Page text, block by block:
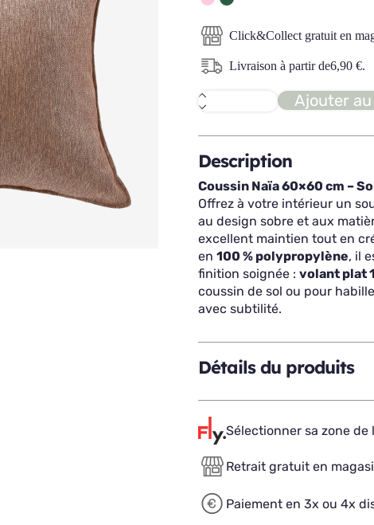
Click&Collect gratuit en
Livraison à partir de6,90 €.
quantité
de
coussin
60x60
Ajouter
Description
Coussin Naïa 60×60 cm –
Offrez à votre intérieur un
au design sobre et aux
excellent maintien tout en
en 100 % polypropylène, il
finition soignée : volant plat
coussin de sol ou pour
avec subtilité.
Détails du produits
Sélectionner sa zone
Retrait gratuit en
Paiement en 3x ou 4x